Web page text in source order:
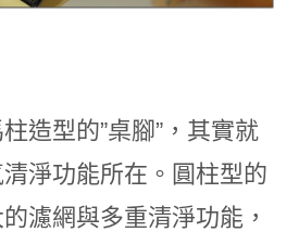
造型的”桌腳”，其實就
淨功能所在。圓柱型的
濾網與多重清淨功能，